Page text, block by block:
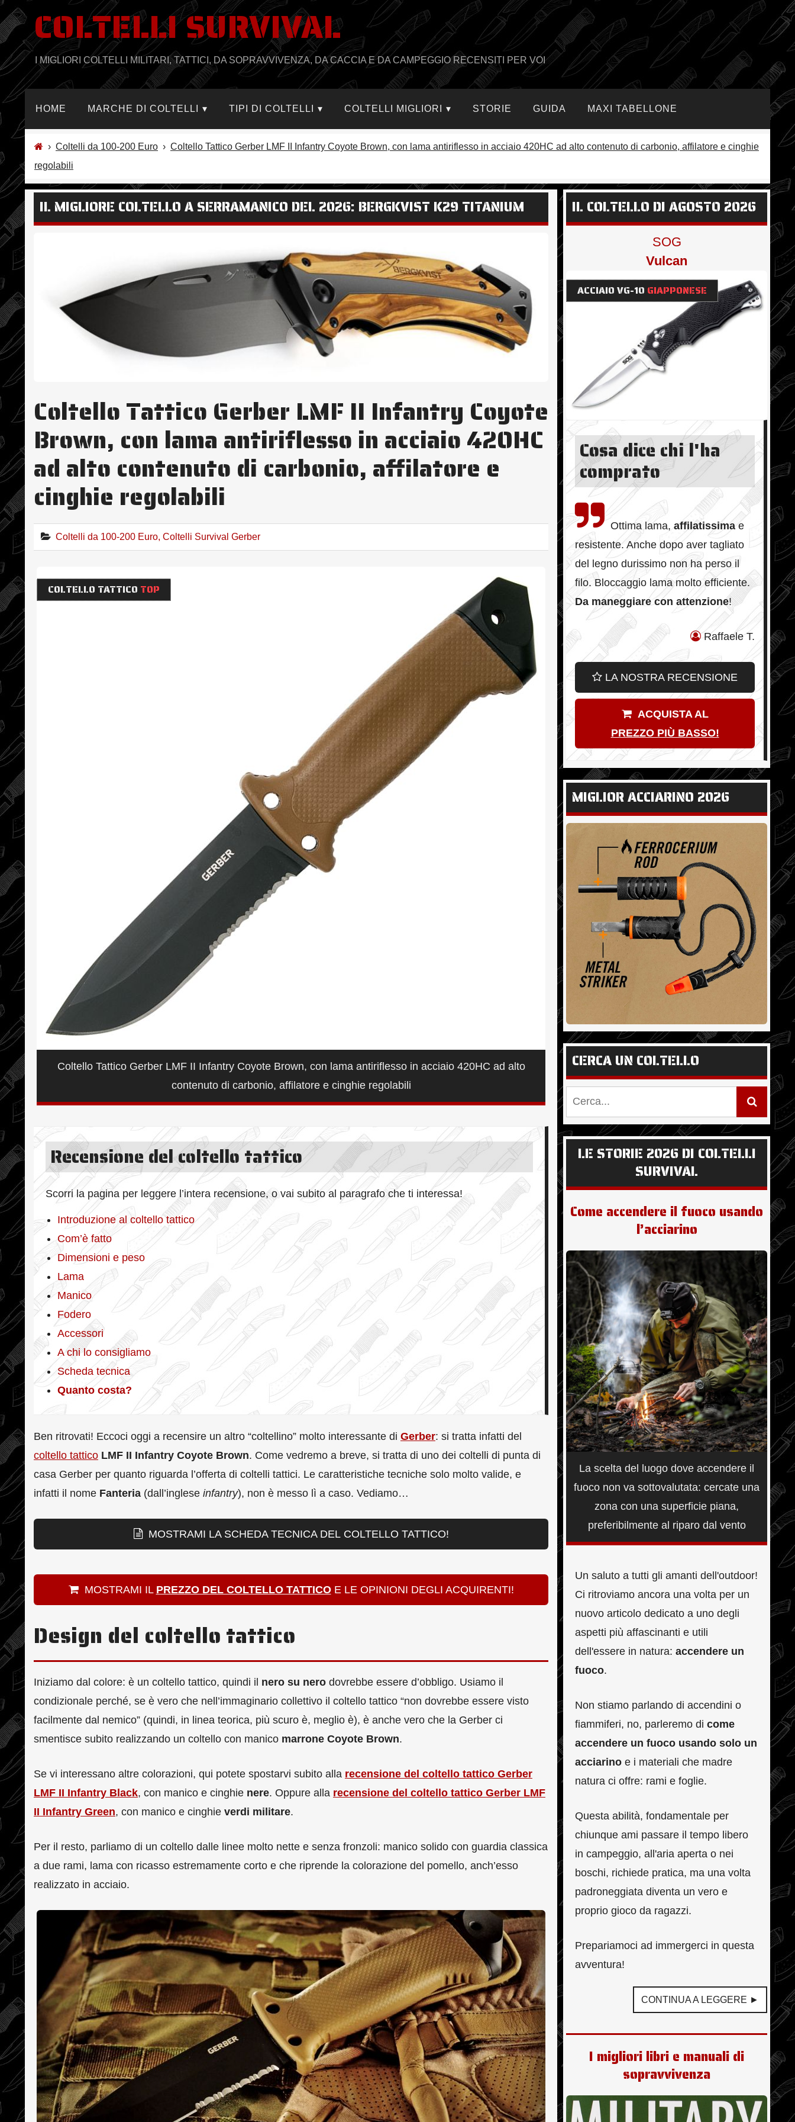
contenuto
COLTELLI SURVIVAL
I MIGLIORI COLTELLI MILITARI, TATTICI, DA SOPRAVVIVENZA, DA CACCIA E DA CAMPEGGIO RECENSITI PER VOI
HOME MARCHE DI COLTELLI TIPI DI COLTELLI COLTELLI MIGLIORI STORIE GUIDA MAXI TABELLONE
› Coltelli da 100-200 Euro › Coltello Tattico Gerber LMF II Infantry Coyote Brown, con lama antiriflesso in acciaio 420HC ad alto contenuto di carbonio, affilatore e cinghie
regolabili
IL MIGLIORE COLTELLO A SERRAMANICO DEL 2026: BERGKVIST K29 TITANIUM
Coltello Tattico Gerber LMF II Infantry Coyote
Brown, con lama antiriflesso in acciaio 420HC
ad alto contenuto di carbonio, affilatore e
cinghie regolabili
Coltelli da 100-200 Euro, Coltelli Survival Gerber
COLTELLO TATTICO TOP
Coltello Tattico Gerber LMF II Infantry Coyote Brown, con lama antiriflesso in acciaio 420HC ad alto
contenuto di carbonio, affilatore e cinghie regolabili
Recensione del coltello tattico
Scorri la pagina per leggere l’intera recensione, o vai subito al paragrafo che ti interessa!
Introduzione al coltello tattico
Com’è fatto
Dimensioni e peso
Lama
Manico
Fodero
Accessori
A chi lo consigliamo
Scheda tecnica
Quanto costa?
Ben ritrovati! Eccoci oggi a recensire un altro “coltellino” molto interessante di Gerber: si tratta infatti del
coltello tattico LMF II Infantry Coyote Brown. Come vedremo a breve, si tratta di uno dei coltelli di punta di
casa Gerber per quanto riguarda l’offerta di coltelli tattici. Le caratteristiche tecniche solo molto valide, e
infatti il nome Fanteria (dall’inglese infantry), non è messo lì a caso. Vediamo…
MOSTRAMI LA SCHEDA TECNICA DEL COLTELLO TATTICO!
MOSTRAMI IL PREZZO DEL COLTELLO TATTICOE LE OPINIONI DEGLI ACQUIRENTI!
Design del coltello tattico
Iniziamo dal colore: è un coltello tattico, quindi il nero su nero dovrebbe essere d’obbligo. Usiamo il
condizionale perché, se è vero che nell’immaginario collettivo il coltello tattico “non dovrebbe essere visto
facilmente dal nemico” (quindi, in linea teorica, più scuro è, meglio è), è anche vero che la Gerber ci
smentisce subito realizzando un coltello con manico marrone Coyote Brown.
Se vi interessano altre colorazioni, qui potete spostarvi subito alla recensione del coltello tattico Gerber
LMF II Infantry Black, con manico e cinghie nere. Oppure alla recensione del coltello tattico Gerber LMF
II Infantry Green, con manico e cinghie verdi militare.
Per il resto, parliamo di un coltello dalle linee molto nette e senza fronzoli: manico solido con guardia classica
a due rami, lama con ricasso estremamente corto e che riprende la colorazione del pomello, anch’esso
realizzato in acciaio.
IL COLTELLO DI AGOSTO 2026
SOG
Vulcan
ACCIAIO VG-10 GIAPPONESE
Cosa dice chi l'ha
comprato
Ottima lama, affilatissimae
resistente. Anche dopo aver tagliato
del legno durissimo non ha perso il
filo. Bloccaggio lama molto efficiente.
Da maneggiare con attenzione!
Raffaele T.
LA NOSTRA RECENSIONE
ACQUISTA AL
PREZZO PIÙ BASSO!
MIGLIOR ACCIARINO 2026
CERCA UN COLTELLO
LE STORIE 2026 DI COLTELLI
SURVIVAL
Come accendere il fuoco usando
l’acciarino
La scelta del luogo dove accendere il
fuoco non va sottovalutata: cercate una
zona con una superficie piana,
preferibilmente al riparo dal vento
Un saluto a tutti gli amanti dell'outdoor!
Ci ritroviamo ancora una volta per un
nuovo articolo dedicato a uno degli
aspetti più affascinanti e utili
dell'essere in natura: accendere un
fuoco.
Non stiamo parlando di accendini o
fiammiferi, no, parleremo di come
accendere un fuoco usando solo un
acciarino e i materiali che madre
natura ci offre: rami e foglie.
Questa abilità, fondamentale per
chiunque ami passare il tempo libero
in campeggio, all'aria aperta o nei
boschi, richiede pratica, ma una volta
padroneggiata diventa un vero e
proprio gioco da ragazzi.
Prepariamoci ad immergerci in questa
avventura!
CONTINUA A LEGGERE ►
I migliori libri e manuali di
sopravvivenza